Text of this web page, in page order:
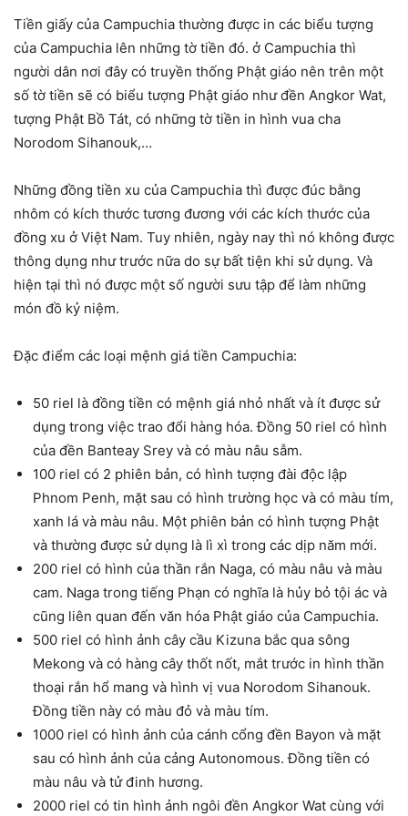
Tiền giấy của Campuchia thường được in các biểu tượng
của Campuchia lên những tờ tiền đó. ở Campuchia thì
người dân nơi đây có truyền thống Phật giáo nên trên một
số tờ tiền sẽ có biểu tượng Phật giáo như đền Angkor Wat,
tượng Phật Bồ Tát, có những tờ tiền in hình vua cha
Norodom Sihanouk,…
Những đồng tiền xu của Campuchia thì được đúc bằng
nhôm có kích thước tương đương với các kích thước của
đồng xu ở Việt Nam. Tuy nhiên, ngày nay thì nó không được
thông dụng như trước nữa do sự bất tiện khi sử dụng. Và
hiện tại thì nó được một số người sưu tập để làm những
món đồ kỷ niệm.
Đặc điểm các loại mệnh giá tiền Campuchia:
50 riel là đồng tiền có mệnh giá nhỏ nhất và ít được sử
dụng trong việc trao đổi hàng hóa. Đồng 50 riel có hình
của đền Banteay Srey và có màu nâu sẫm.
100 riel có 2 phiên bản, có hình tượng đài độc lập
Phnom Penh, mặt sau có hình trường học và có màu tím,
xanh lá và màu nâu. Một phiên bản có hình tượng Phật
và thường được sử dụng là lì xì trong các dịp năm mới.
200 riel có hình của thần rắn Naga, có màu nâu và màu
cam. Naga trong tiếng Phạn có nghĩa là hủy bỏ tội ác và
cũng liên quan đến văn hóa Phật giáo của Campuchia.
500 riel có hình ảnh cây cầu Kizuna bắc qua sông
Mekong và có hàng cây thốt nốt, mắt trước in hình thần
thoại rắn hổ mang và hình vị vua Norodom Sihanouk.
Đồng tiền này có màu đỏ và màu tím.
1000 riel có hình ảnh của cánh cổng đền Bayon và mặt
sau có hình ảnh của cảng Autonomous. Đồng tiền có
màu nâu và tử đinh hương.
2000 riel có tin hình ảnh ngôi đền Angkor Wat cùng với